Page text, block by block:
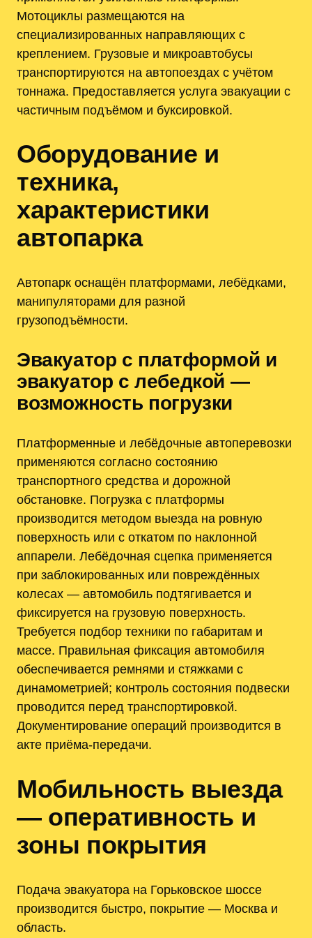
Мотоциклы размещаются на
специализированных направляющих с
креплением. Грузовые и микроавтобусы
транспортируются на автопоездах с учётом
тоннажа. Предоставляется услуга эвакуации с
частичным подъёмом и буксировкой.
Оборудование и
техника,
характеристики
автопарка
Автопарк оснащён платформами, лебёдками,
манипуляторами для разной
грузоподъёмности.
Эвакуатор с платформой и
эвакуатор с лебедкой —
возможность погрузки
Платформенные и лебёдочные автоперевозки
применяются согласно состоянию
транспортного средства и дорожной
обстановке. Погрузка с платформы
производится методом выезда на ровную
поверхность или с откатом по наклонной
аппарели. Лебёдочная сцепка применяется
при заблокированных или повреждённых
колесах — автомобиль подтягивается и
фиксируется на грузовую поверхность.
Требуется подбор техники по габаритам и
массе. Правильная фиксация автомобиля
обеспечивается ремнями и стяжками с
динамометрией; контроль состояния подвески
проводится перед транспортировкой.
Документирование операций производится в
акте приёма-передачи.
Мобильность выезда
— оперативность и
зоны покрытия
Подача эвакуатора на Горьковское шоссе
производится быстро, покрытие — Москва и
область.